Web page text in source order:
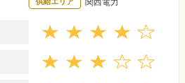
関西電力